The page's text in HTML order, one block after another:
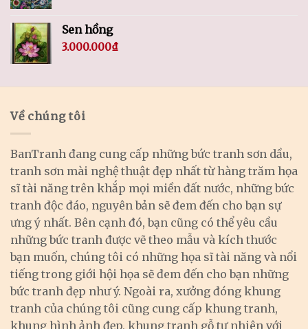
Sen hồng
3.000.000₫
Về chúng tôi
BanTranh đang cung cấp những bức tranh sơn dầu,
tranh sơn mài nghệ thuật đẹp nhất từ hàng trăm họa
sĩ tài năng trên khắp mọi miền đất nước, những bức
tranh độc đáo, nguyên bản sẽ đem đến cho bạn sự
ưng ý nhất. Bên cạnh đó, bạn cũng có thể yêu cầu
những bức tranh được vẽ theo mẫu và kích thước
bạn muốn, chúng tôi có những họa sĩ tài năng và nổi
tiếng trong giới hội họa sẽ đem đến cho bạn những
bức tranh đẹp như ý. Ngoài ra, xưởng đóng khung
tranh của chúng tôi cũng cung cấp khung tranh,
khung hình ảnh đẹp, khung tranh gỗ tự nhiên với